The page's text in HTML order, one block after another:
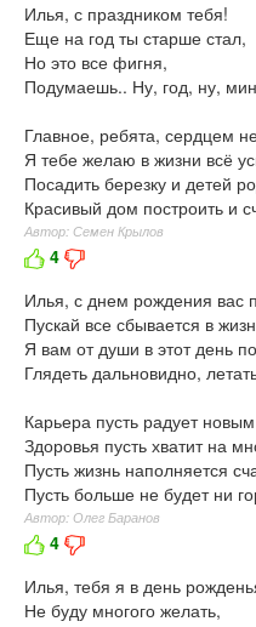
Илья, с праздником тебя!
Еще на год ты старше стал,
Но это все фигня,
Подумаешь.. Ну, год, ну,
Главное, ребята, сердцем
Я тебе желаю в жизни всё
Посадить березку и детей
Красивый дом построить и
Автор: Семен Крылов
4
Илья, с днем рождения вас
Пускай все сбывается в
Я вам от души в этот день
Глядеть дальновидно,
Карьера пусть радует
Здоровья пусть хватит на
Пусть жизнь наполняется
Пусть больше не будет ни
Автор: Олег Баранов
4
Илья, тебя я в день
Не буду многого желать,